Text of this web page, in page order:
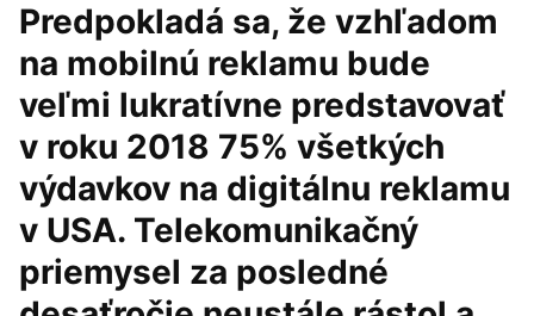
Predpokladá sa, že vzhľadom
na mobilnú reklamu bude
veľmi lukratívne predstavovať
v roku 2018 75% všetkých
výdavkov na digitálnu reklamu
v USA. Telekomunikačný
priemysel za posledné